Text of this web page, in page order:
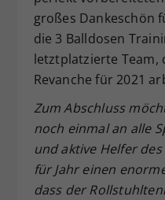
großes Dankeschön
die 3 Balldosen
letztplatzierte Team,
Revanche für 2021
Zum Abschluss
noch einmal an alle
und aktive Helfer
für Jahr einen
dass der